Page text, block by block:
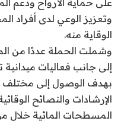
وتعزيز الوعي لدى أفراد
الوقاية منه.
وشملت الحملة عددًا من
إلى جانب فعاليات ميدانية
بهدف الوصول إلى مختلف
الإرشادات والنصائح
المسطحات المائية خلال